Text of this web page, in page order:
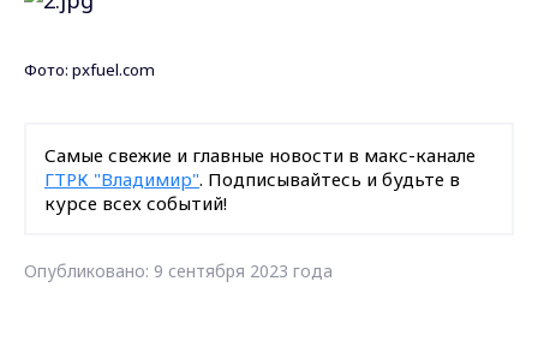
Фото: pxfuel.com
Самые свежие и главные новости в макс-канале
ГТРК "Владимир". Подписывайтесь и будьте в
курсе всех событий!
Опубликовано: 9 сентября 2023 года